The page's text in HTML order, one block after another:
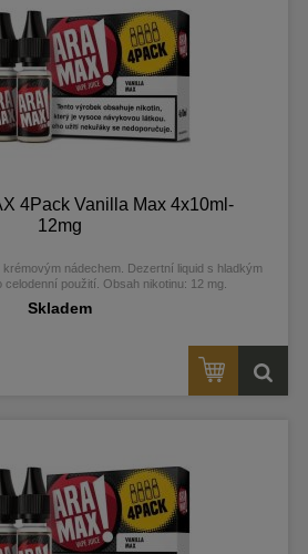
4Pack Vanilla Max 4x10ml-
12mg
nádechem. Dezertní liquid s hladkým
celodenní použití. Obsah nikotinu: 12 mg.
Skladem